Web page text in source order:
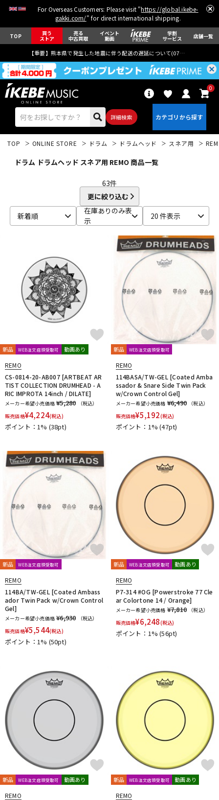
For Overseas Customers: Please visit "https://global.ikebe-
gakki.com/" for direct international shipping.
TOP 買う
ストア
売る
中古買取
イベント
動画
学割
サービス 店舗一覧
【重要】熊本県で発生した地震に伴う配送の遅延について(07月29日
詳細検索
0
ウクレレ
ドラム パーカッション
キーボード
その他楽器
アンプ エフェクター
配信/ライブ機器
ヴィンテージ
TOP ONLINE STORE ドラム ドラムヘッド スネア用
ドラム ドラムヘッド スネア用 REMO 商品一覧
63件
更に絞り込む
新着順
在庫ありのみ表
示
20 件表示
新品 WEB注文店頭受取可 動画あり
REMO
CS-0814-20-AB007 [ARTBEAT AR
TIST COLLECTION DRUMHEAD - A
RIC IMPROTA 14inch / DILATE]
メーカー希望小売価格 ¥5,280
（税込）
販売価格¥4,224(税込)
ポイント：1% (38pt)
新品 WEB注文店頭受取可
REMO
114BASA/TW-GEL [Coated Amba
ssador & Snare Side Twin Pack
w/Crown Control Gel]
メーカー希望小売価格 ¥6,490
（税込）
販売価格¥5,192(税込)
ポイント：1%(47pt)
新品 WEB注文店頭受取可
REMO
114BA/TW-GEL [Coated Ambass
ador Twin Pack w/Crown Control
Gel]
メーカー希望小売価格 ¥6,930
（税込）
販売価格¥5,544(税込)
ポイント：1% (50pt)
新品 WEB注文店頭受取可 動画あり
REMO
P7-314 #OG [Powerstroke 77 Cle
ar Colortone 14 / Orange]
メーカー希望小売価格 ¥7,810
（税込）
販売価格¥6,248(税込)
ポイント：1%(56pt)
新品 WEB注文店頭受取可 動画あり
REMO
新品 WEB注文店頭受取可 動画あり
REMO